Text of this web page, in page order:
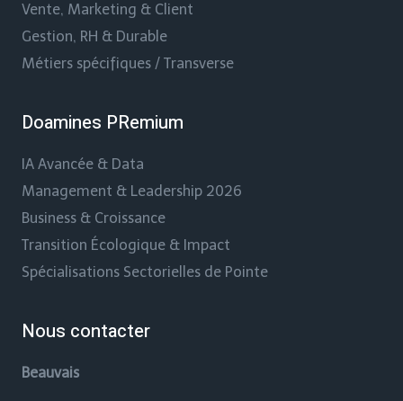
Vente, Marketing & Client
Gestion, RH & Durable
Métiers spécifiques / Transverse
Doamines PRemium
IA Avancée & Data
Management & Leadership 2026
Business & Croissance
Transition Écologique & Impact
Spécialisations Sectorielles de Pointe
Nous contacter
Beauvais